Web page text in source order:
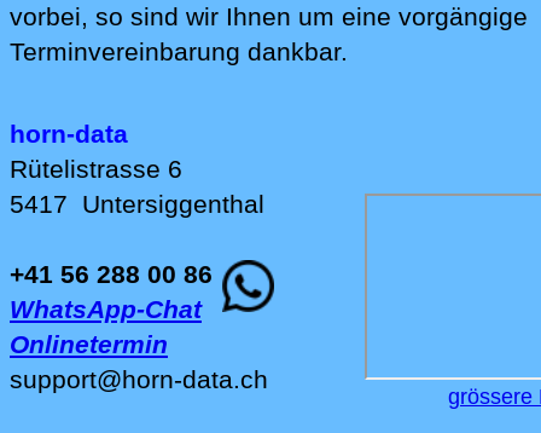
vorbei, so sind wir Ih‍nen um eine vorgängige
Terminvereinbarung dankbar.
horn-data
Rütelistrasse 6
5417 Untersiggenthal
+41 56 288 00 86
WhatsApp-Chat
Onlinetermin
support@horn-data.ch
grössere